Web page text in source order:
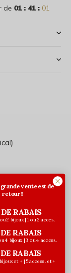
de 01 : 41 : 01
vente est de
retour!!
RABAIS
2 bijoux | 1 ou 2 acces.
RABAIS
4 bijoux | 3 ou 4 access.
RABAIS
et + | 5 access. et +